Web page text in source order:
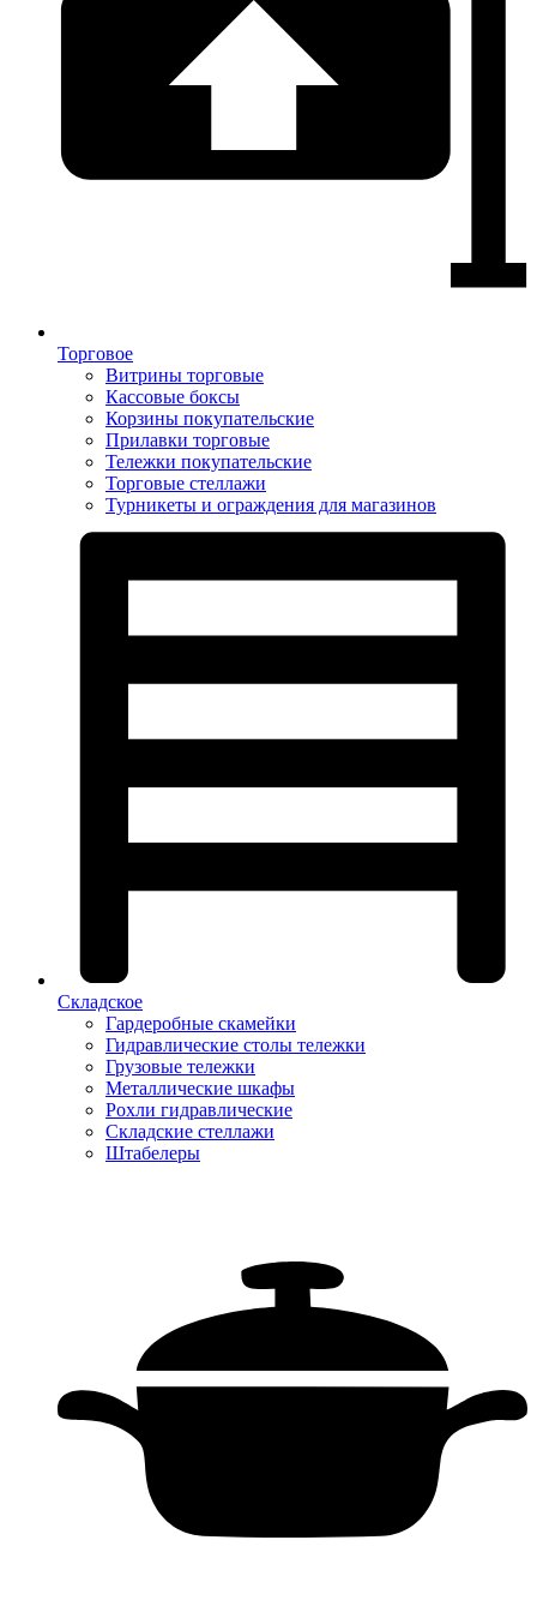
Торговое
Витрины торговые
Кассовые боксы
Корзины покупательские
Прилавки торговые
Тележки покупательские
Торговые стеллажи
Турникеты и ограждения для магазинов
Складское
Гардеробные скамейки
Гидравлические столы тележки
Грузовые тележки
Металлические шкафы
Рохли гидравлические
Складские стеллажи
Штабелеры